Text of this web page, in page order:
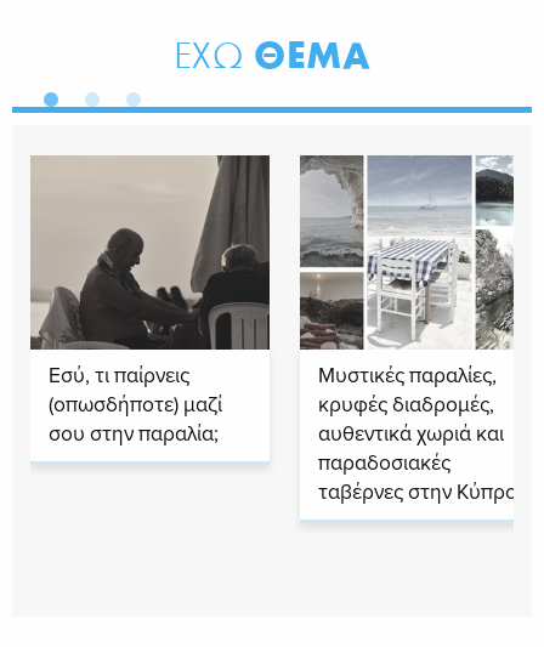
ΕΧΩ ΘΕΜΑ
Εσύ, τι παίρνεις
(οπωσδήποτε) μαζί
σου στην παραλία;
Μυστικές παραλίες,
κρυφές διαδρομές,
αυθεντικά χωριά και
παραδοσιακές
ταβέρνες στην Κύπρο